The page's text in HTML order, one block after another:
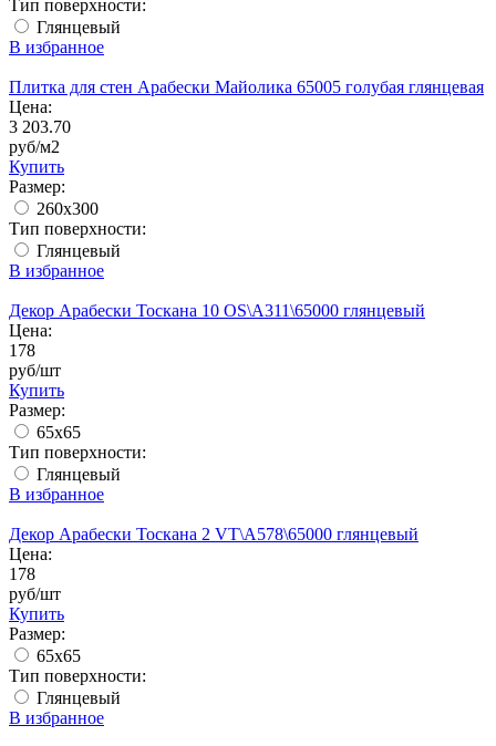
Тип поверхности:
Глянцевый
В избранное
Плитка для стен Арабески Майолика 65005 голубая глянцевая
Цена:
3 203.70
руб/м2
Купить
Размер:
260x300
Тип поверхности:
Глянцевый
В избранное
Декор Арабески Тоскана 10 OS\A311\65000 глянцевый
Цена:
178
руб/шт
Купить
Размер:
65x65
Тип поверхности:
Глянцевый
В избранное
Декор Арабески Тоскана 2 VT\A578\65000 глянцевый
Цена:
178
руб/шт
Купить
Размер:
65x65
Тип поверхности:
Глянцевый
В избранное